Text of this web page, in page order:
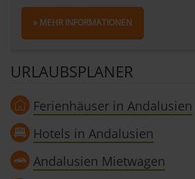
» MEHR INFORMATIONEN
URLAUBSPLANER
Ferienhäuser in Andalusien
Hotels in Andalusien
Andalusien Mietwagen